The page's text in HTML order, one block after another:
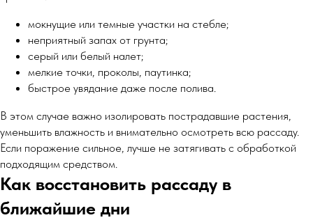
мокнущие или темные участки на стебле;
неприятный запах от грунта;
серый или белый налет;
мелкие точки, проколы, паутинка;
быстрое увядание даже после полива.
В этом случае важно изолировать пострадавшие растения,
уменьшить влажность и внимательно осмотреть всю рассаду.
Если поражение сильное, лучше не затягивать с обработкой
подходящим средством.
Как восстановить рассаду в
ближайшие дни